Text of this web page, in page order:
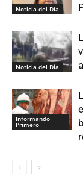
Noticia del Día
Noticia del Día
Informando
Primero